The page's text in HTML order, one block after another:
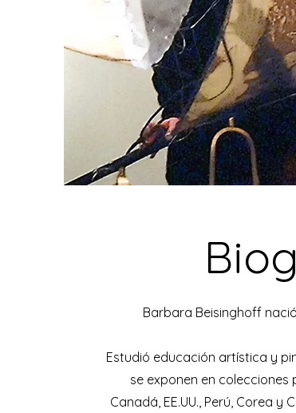
Barbara Beisinghoff
Estudió educación artística y
se exponen en colecciones
Canadá, EE.UU., Perú, Corea y